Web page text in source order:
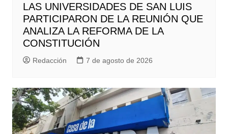
LAS UNIVERSIDADES DE SAN LUIS
PARTICIPARON DE LA REUNIÓN QUE
ANALIZA LA REFORMA DE LA
CONSTITUCIÓN
Redacción 7 de agosto de 2026